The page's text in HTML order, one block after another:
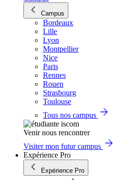
Campus
Bordeaux
Lille
Lyon
Montpellier
Nice
Paris
Rennes
Rouen
Strasbourg
Toulouse
Tous nos campus
Venir nous rencontrer
Visiter mon futur campus
Expérience Pro
Expérience Pro